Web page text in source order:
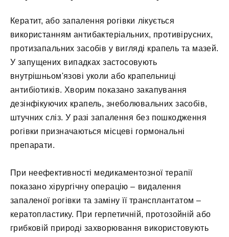
Кератит, або запалення рогівки лікується
використанням антибактеріальних, противірусних,
протизапальних засобів у вигляді крапель та мазей.
У запущених випадках застосовують
внутрішньом'язові уколи або крапельниці
антибіотиків. Хворим показано закапування
дезінфікуючих крапель, знеболювальних засобів,
штучних сліз. У разі запалення без пошкодження
рогівки призначаються місцеві гормональні
препарати.
При неефективності медикаментозної терапії
показано хірургічну операцію – видалення
запаленої рогівки та заміну її трансплантатом –
кератопластику. При герпетичній, протозойній або
грибковій природі захворювання використовують